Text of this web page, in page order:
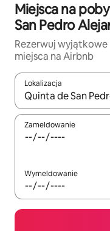
Miejsca na
San Pedro
Rezerwuj
miejsca na Airbnb
Lokalizacja
Gdy wyniki będą
Zameldowanie
Wymeldowanie